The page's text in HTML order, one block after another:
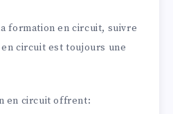
formation en circuit, suivre
circuit est toujours une
en circuit offrent: